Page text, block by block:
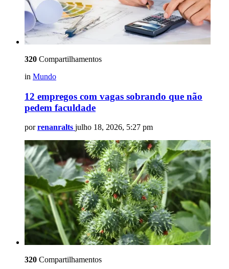
320 Compartilhamentos
in Mundo
12 empregos com vagas sobrando que não
pedem faculdade
por renanralts julho 18, 2026, 5:27 pm
320 Compartilhamentos